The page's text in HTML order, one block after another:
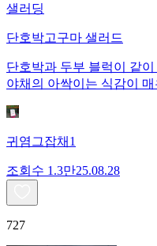
샐러딩
단호박고구마 샐러드
단호박과 두부 블럭이 같
야채의 아싹이는 식감이
귀염그잡채1
조회수 1.3만25.08.28
727